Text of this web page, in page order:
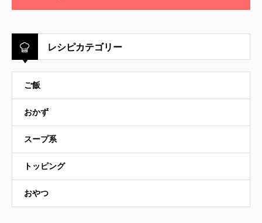
レシピカテゴリー
ご飯
おかず
スープ系
トッピング
おやつ